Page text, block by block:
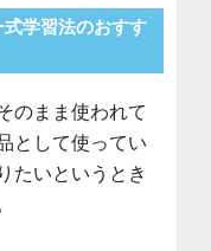
学習法のおすす
のまま使われて
として使ってい
たいというとき